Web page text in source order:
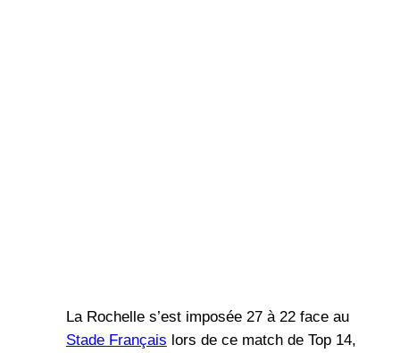
La Rochelle s’est imposée 27 à 22 face au
Stade Français lors de ce match de Top 14,